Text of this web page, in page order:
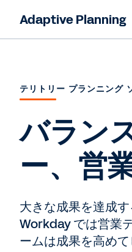
Adaptive Planning
テリトリー プランニング
バラン
ー、営
大きな成果を達成
Workday では営業
ームは成果を高め